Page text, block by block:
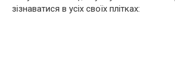
зізнаватися в усіх своїх плітках: